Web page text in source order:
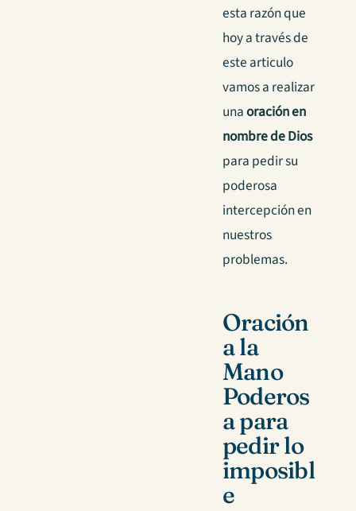
esta razón que
hoy a través de
este articulo
vamos a realizar
unaoración en
nombre de Dios
para pedir su
poderosa
intercepción en
nuestros
problemas.
Oración
a la
Mano
Poderos
a para
pedir lo
imposibl
e